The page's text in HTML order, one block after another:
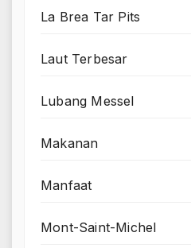
La Brea Tar Pits
Laut Terbesar
Lubang Messel
Makanan
Manfaat
Mont-Saint-Michel